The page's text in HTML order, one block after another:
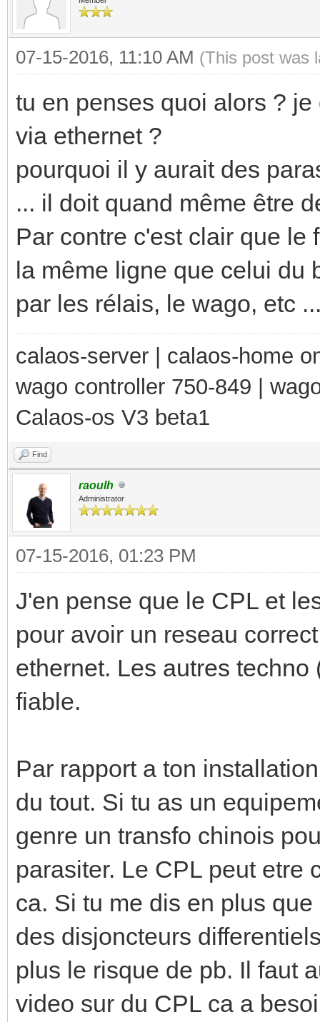
07-15-2016, 11:10 AM (This post was
tu en penses quoi alors ?
via ethernet ?
pourquoi il y aurait des
... il doit quand même être
Par contre c'est clair que le
la même ligne que celui du
par les rélais, le wago, etc
calaos-server | calaos-home
wago controller 750-849 |
Calaos-os V3 beta1
Find
raoulh
Administrator
07-15-2016, 01:23 PM
J'en pense que le CPL et
pour avoir un reseau
ethernet. Les autres
fiable.
Par rapport a ton
du tout. Si tu as un
genre un transfo chinois
parasiter. Le CPL peut etre
ca. Si tu me dis en plus
des disjoncteurs
plus le risque de pb. Il faut
video sur du CPL ca a